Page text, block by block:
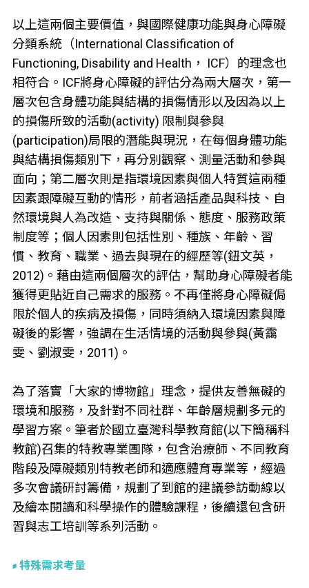
以上這兩個主要價值，與國際健康功能與身心障礙
分類系統（International Classification of
Functioning, Disability and Health， ICF）的理念也
相符合。ICF將身心障礙的評估分為兩大層次，第一
層次包含身體功能與結構的損傷情形以及因為以上
的損傷所致的活動(activity) 限制與參與
(participation)局限的潛能與現況，在每個身體功能
與結構損傷類別下，再分別觀察、測量活動和參與
面向；第二層次則是指環境因素與個人特質這兩種
因素跟障礙互動的情形，前者涵括產品與科技、自
然環境與人為改造、支持與關係、態度、服務政策
制度等；個人因素則包括性別、種族、年齡、習
慣、教育、職業、過去與現在的經歷等(鈕文英，
2012)。藉由這兩個層次的評估，幫助身心障礙者能
獲得更貼近自己需求的服務。不再僅將身心障礙侷
限於個人的疾病及損傷，同時須納入環境因素與障
礙後的影響，強調在生活情境的活動與參與(黃靄
雯、劉淑雯，2011)。
為了落實「大家的博物館」理念，提供友善無礙的
環境和服務，及針對不同社群、年齡層規劃多元的
學習方案。筆者於國立臺灣科學教育館(以下簡稱科
教館)召集的特教專業團隊，包含治療師、不同教育
階段及障礙類別特教老師和適應體育專業等，經過
多次會議研討籌備，規劃了到館的建議參訪動線以
及繪本閱讀和科學操作的體驗課程，後續還包含研
習與志工培訓等系列活動。
特殊需求考量